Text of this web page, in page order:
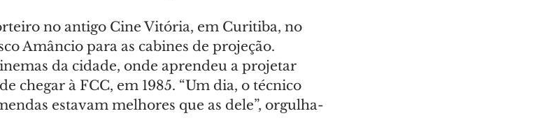
no antigo Cine Vitória, em Curitiba, no
Amâncio para as cabines de projeção.
da cidade, onde aprendeu a projetar
chegar à FCC, em 1985. “Um dia, o técnico
estavam melhores que as dele”, orgulha-